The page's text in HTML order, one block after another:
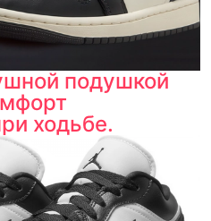
подушкой
ходьбе.